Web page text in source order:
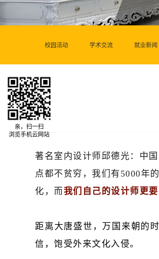
校园活动 学术交流 就业新闻
著名室内设计师邱德光：中
点都不贫穷，我们有5000年
化，而我们自己的设计师更
距离大唐盛世，万国来朝的
信，饱受外来文化入侵。
亲，扫一扫
浏览手机云网站